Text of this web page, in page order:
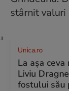
Unica.ro
La așa
Liviu
fostului său